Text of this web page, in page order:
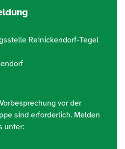
Reinickendorf-Tegel
vor der
sind erforderlich. Melden
unter: